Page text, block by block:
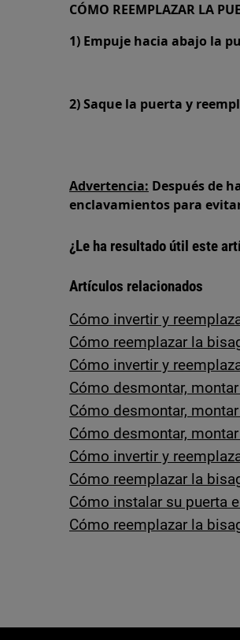
CÓMO REEMPLAZAR LA
1) Empuje hacia abajo la
2) Saque la puerta y
Advertencia: Después de
enclavamientos para
¿Le ha resultado útil este
Artículos relacionados
Cómo invertir y
Cómo reemplazar la
Cómo invertir y
Cómo desmontar,
Cómo desmontar,
Cómo desmontar,
Cómo invertir y
Cómo reemplazar la
Cómo instalar su puerta
Cómo reemplazar la